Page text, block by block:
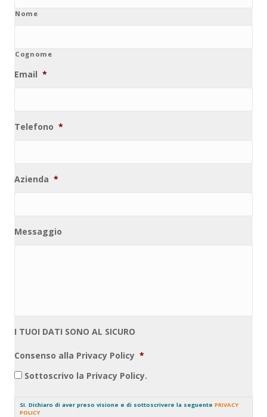
Nome
Cognome
Email *
Telefono *
Azienda *
Messaggio
I TUOI DATI SONO AL SICURO
Consenso alla Privacy Policy *
Sottoscrivo la Privacy Policy.
SI. Dichiaro di aver preso visione e di sottoscrivere la seguente PRIVACY
POLICY